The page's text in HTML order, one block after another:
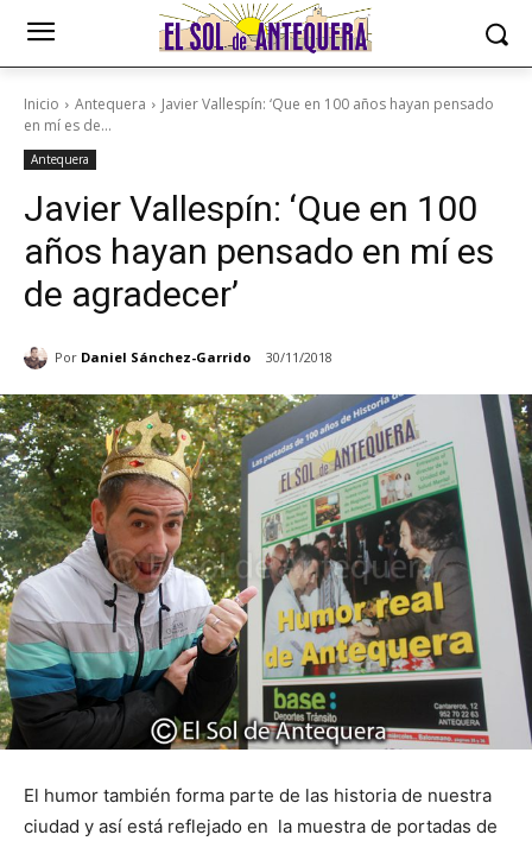
Inicio Antequera
Javier Vallespín: ‘Que en 100 años hayan pensado
en mí es de...
Antequera
Javier Vallespín: ‘Que en 100
años hayan pensado en mí es
de agradecer’
Por Daniel Sánchez-Garrido 30/11/2018
El humor también forma parte de las historia de nuestra
ciudad y así está reflejado en la muestra de portadas de